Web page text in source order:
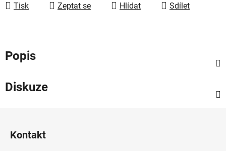
Tisk
Zeptat se Hlídat Sdílet
Popis
Diskuze
Kontakt